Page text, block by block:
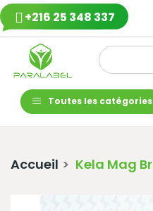
+216 25 348 337
Toutes les catégories
Accueil Kela Mag